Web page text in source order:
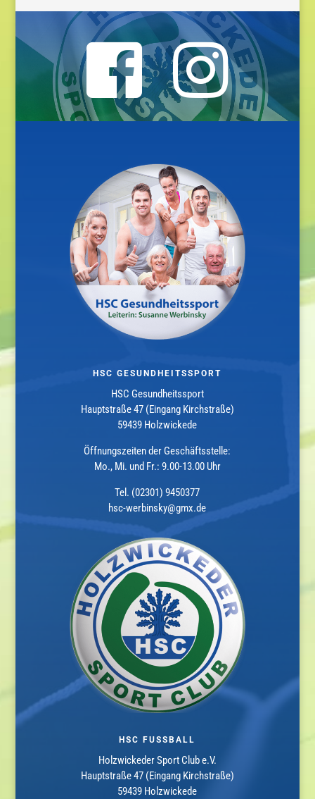
HSC GESUNDHEITSSPORT
HSC Gesundheitssport
Hauptstraße 47 (Eingang Kirchstraße)
59439 Holzwickede
Öffnungszeiten der Geschäftsstelle:
Mo., Mi. und Fr.: 9.00-13.00 Uhr
Tel. (02301) 9450377
hsc-werbinsky@gmx.de
HSC FUSSBALL
Holzwickeder Sport Club e.V.
Hauptstraße 47 (Eingang Kirchstraße)
59439 Holzwickede